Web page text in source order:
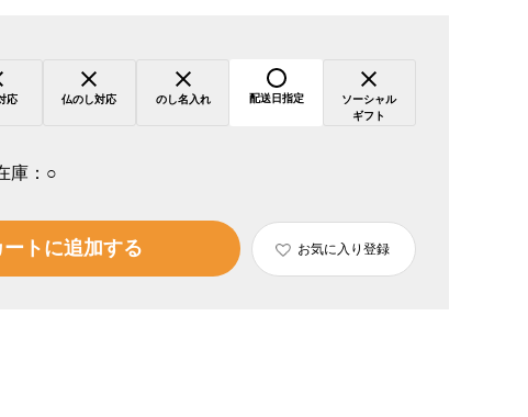
応 仏のし対応 のし名入れ 配送日指定
ソーシャル
ギフト
庫： ○
ートに追加する お気に入り登録